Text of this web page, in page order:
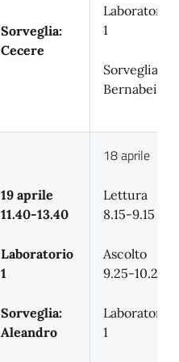
Sorveglia:
Cecere
Laboratorio
1
Sorveglia:
Bernabei
19 aprile
11.40-13.40
Laboratorio
1
Sorveglia:
Aleandro
18 aprile
Lettura
8.15-9.15
Ascolto
9.25-10.25
Laboratorio
1